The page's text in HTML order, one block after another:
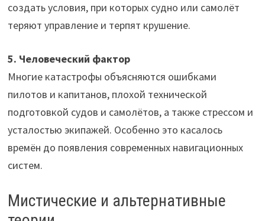
создать условия, при которых судно или самолёт
теряют управление и терпят крушение.
5. Человеческий фактор
Многие катастрофы объясняются ошибками
пилотов и капитанов, плохой технической
подготовкой судов и самолётов, а также стрессом и
усталостью экипажей. Особенно это касалось
времён до появления современных навигационных
систем.
Мистические и альтернативные